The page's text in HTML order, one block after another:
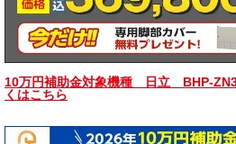
10万円補助金対象機種 日立 BHP-
くはこちら